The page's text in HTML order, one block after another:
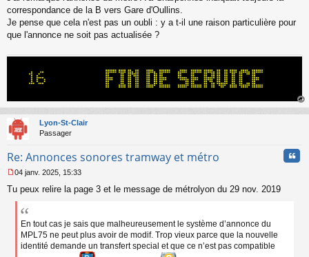
s
s
g
u
correspondance de la B vers Gare d'Oullins.
Je pense que cela n'est pas un oubli : y a t-il une raison particulière pour
que l'annonce ne soit pas actualisée ?
au
Lyon-St-Clair
Passager
Re: Annonces sonores tramway et métro
e
s
04 janv. 2025, 15:33
Tu peux relire la page 3 et le message de métrolyon du 29 nov. 2019
En tout cas je sais que malheureusement le système d’annonce du
MPL75 ne peut plus avoir de modif. Trop vieux parce que la nouvelle
identité demande un transfert special et que ce n’est pas compatible